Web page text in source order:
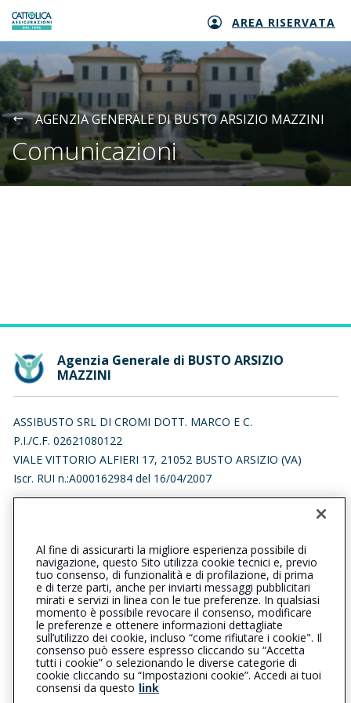
Generali logo AREA RISERVATA
AGENZIA GENERALE DI BUSTO ARSIZIO MAZZINI
Comunicazioni
Agenzia Generale di BUSTO ARSIZIO
MAZZINI
ASSIBUSTO SRL DI CROMI DOTT. MARCO E C.
P.I./C.F. 02621080122
VIALE VITTORIO ALFIERI 17, 21052 BUSTO ARSIZIO (VA)
Iscr. RUI n.:A000162984 del 16/04/2007
bustoarsiziomazzini@cattolica.it
assibusto@pec.it
SOCIAL
L’intermediario è soggetto al controllo dell’IVASS. Consulta il
Registro RUI al seguentelink
Al fine di assicurarti la migliore esperienza possibile di
navigazione, questo Sito utilizza cookie tecnici e, previo
tuo consenso, di funzionalità e di profilazione, di prima
e di terze parti, anche per inviarti messaggi pubblicitari
mirati e servizi in linea con le tue preferenze. In qualsiasi
momento è possibile revocare il consenso, modificare
le preferenze e ottenere informazioni dettagliate
sull’utilizzo dei cookie, incluso “come rifiutare i cookie". Il
consenso può essere espresso cliccando su “Accetta
tutti i cookie” o selezionando le diverse categorie di
cookie cliccando su “Impostazioni cookie”. Accedi ai tuoi
consensi da questo link